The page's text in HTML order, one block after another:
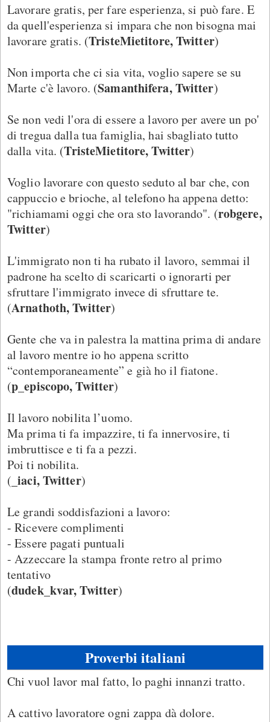
Lavorare gratis, per fare esperienza, si può fare. E
da quell'esperienza si impara che non bisogna mai
lavorare gratis. (TristeMietitore, Twitter)
Non importa che ci sia vita, voglio sapere se su
Marte c'è lavoro. (Samanthifera, Twitter)
Se non vedi l'ora di essere a lavoro per avere un po'
di tregua dalla tua famiglia, hai sbagliato tutto
dalla vita. (TristeMietitore, Twitter)
Voglio lavorare con questo seduto al bar che, con
cappuccio e brioche, al telefono ha appena detto:
"richiamami oggi che ora sto lavorando". (robgere,
Twitter)
L'immigrato non ti ha rubato il lavoro, semmai il
padrone ha scelto di scaricarti o ignorarti per
sfruttare l'immigrato invece di sfruttare te.
(Arnathoth, Twitter)
Gente che va in palestra la mattina prima di andare
al lavoro mentre io ho appena scritto
“contemporaneamente” e già ho il fiatone.
(p_episcopo, Twitter)
Il lavoro nobilita l’uomo.
Ma prima ti fa impazzire, ti fa innervosire, ti
imbruttisce e ti fa a pezzi.
Poi ti nobilita.
( _iaci, Twitter)
Le grandi soddisfazioni a lavoro:
- Ricevere complimenti
- Essere pagati puntuali
- Azzeccare la stampa fronte retro al primo
tentativo
(dudek_kvar, Twitter)
Proverbi italiani
Chi vuol lavor mal fatto, lo paghi innanzi tratto.
A cattivo lavoratore ogni zappa dà dolore.